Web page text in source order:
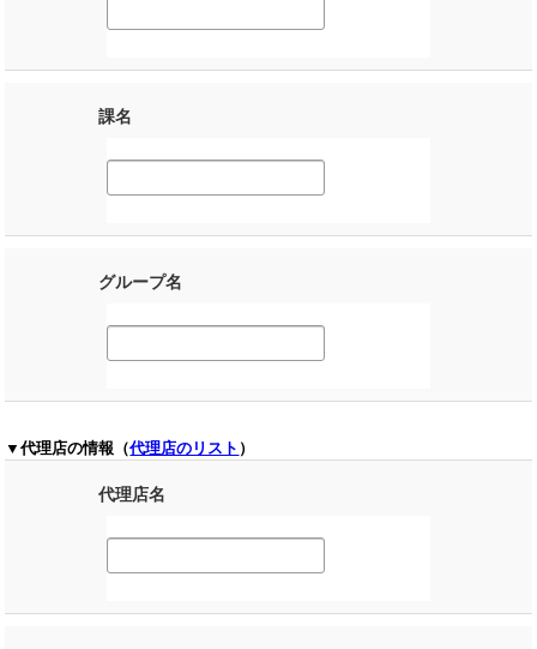
課名
グループ名
▼代理店の情報（代理店のリスト ）
代理店名